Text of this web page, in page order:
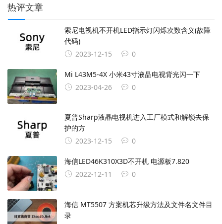
热评文章
索尼电视机不开机LED指示灯闪烁次数含义(故障
代码)
2023-12-15
0
Mi L43M5-4X 小米43寸液晶电视背光闪一下
2023-04-26
0
夏普Sharp液晶电视机进入工厂模式和解锁去保
护的方
2023-12-15
0
海信LED46K310X3D不开机 电源板7.820
2022-12-11
0
海信 MT5507 方案机芯升级方法及文件名文件目
录